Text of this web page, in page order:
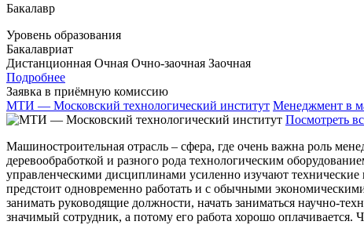
Бакалавр
Уровень образования
Бакалавриат
Дистанционная Очная Очно-заочная Заочная
Подробнее
Заявка в приёмную комиссию
МТИ — Московский технологический институт Менеджмент в
Посмотреть
Машиностроительная отрасль – сфера, где очень важна роль
деревообработкой и разного рода технологическим
управленческими дисциплинами усиленно изучают
предстоит одновременно работать и с обычными
занимать руководящие должности, начать заниматься научно-
значимый сотрудник, а потому его работа хорошо